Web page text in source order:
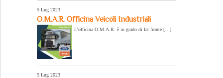
5 Lug 2023
O.M.A.R. Officina Veicoli Industriali
L’officina O.M.A.R. è in grado di far fronte […]
5 Lug 2023